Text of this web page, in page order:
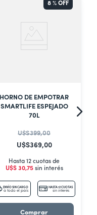
HORNO DE EMPOTRAR
SMARTLIFE ESPEJADO
70L
U$S399,00
U$S369,00
Hasta 12 cuotas de
U$S 30,75sin interés
8 % OFF
ENVÍO SIN CARGO
a todo el país
HASTA 12 CUOTAS
sin interés
Comprar